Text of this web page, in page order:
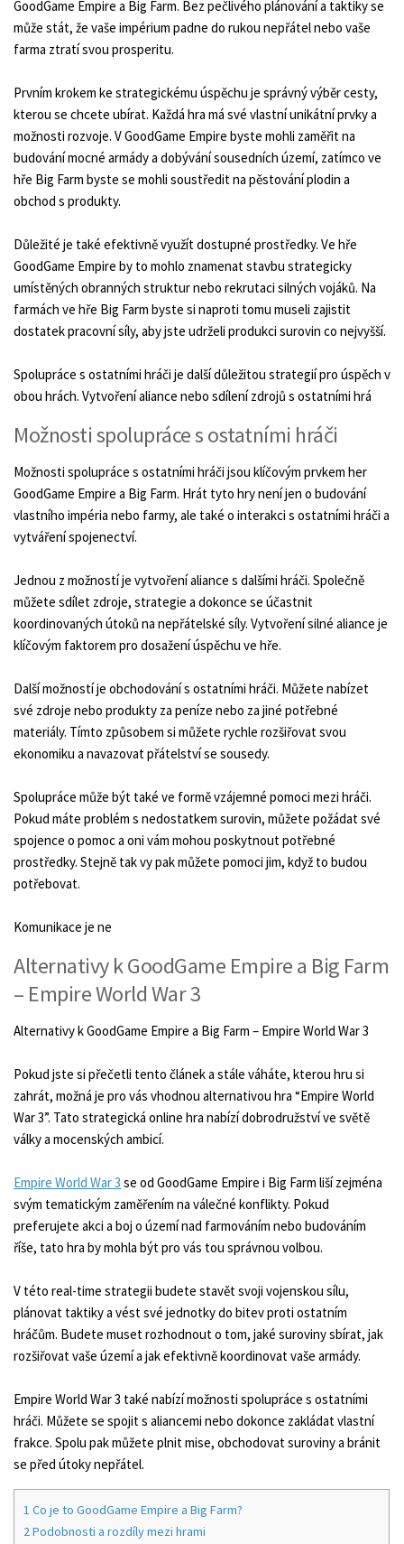
GoodGame Empire a Big Farm. Bez pečlivého plánování a taktiky se
může stát, že vaše impérium padne do rukou nepřátel nebo vaše
farma ztratí svou prosperitu.
Prvním krokem ke strategickému úspěchu je správný výběr cesty,
kterou se chcete ubírat. Každá hra má své vlastní unikátní prvky a
možnosti rozvoje. V GoodGame Empire byste mohli zaměřit na
budování mocné armády a dobývání sousedních území, zatímco ve
hře Big Farm byste se mohli soustředit na pěstování plodin a
obchod s produkty.
Důležité je také efektivně využít dostupné prostředky. Ve hře
GoodGame Empire by to mohlo znamenat stavbu strategicky
umístěných obranných struktur nebo rekrutaci silných vojáků. Na
farmách ve hře Big Farm byste si naproti tomu museli zajistit
dostatek pracovní síly, aby jste udrželi produkci surovin co nejvyšší.
Spolupráce s ostatními hráči je další důležitou strategií pro úspěch v
obou hrách. Vytvoření aliance nebo sdílení zdrojů s ostatními hrá
Možnosti spolupráce s ostatními hráči
Možnosti spolupráce s ostatními hráči jsou klíčovým prvkem her
GoodGame Empire a Big Farm. Hrát tyto hry není jen o budování
vlastního impéria nebo farmy, ale také o interakci s ostatními hráči a
vytváření spojenectví.
Jednou z možností je vytvoření aliance s dalšími hráči. Společně
můžete sdílet zdroje, strategie a dokonce se účastnit
koordinovaných útoků na nepřátelské síly. Vytvoření silné aliance je
klíčovým faktorem pro dosažení úspěchu ve hře.
Další možností je obchodování s ostatními hráči. Můžete nabízet
své zdroje nebo produkty za peníze nebo za jiné potřebné
materiály. Tímto způsobem si můžete rychle rozšiřovat svou
ekonomiku a navazovat přátelství se sousedy.
Spolupráce může být také ve formě vzájemné pomoci mezi hráči.
Pokud máte problém s nedostatkem surovin, můžete požádat své
spojence o pomoc a oni vám mohou poskytnout potřebné
prostředky. Stejně tak vy pak můžete pomoci jim, když to budou
potřebovat.
Komunikace je ne
Alternativy k GoodGame Empire a Big Farm
– Empire World War 3
Alternativy k GoodGame Empire a Big Farm – Empire World War 3
Pokud jste si přečetli tento článek a stále váháte, kterou hru si
zahrát, možná je pro vás vhodnou alternativou hra “Empire World
War 3”. Tato strategická online hra nabízí dobrodružství ve světě
války a mocenských ambicí.
Empire World War 3 se od GoodGame Empire i Big Farm liší zejména
svým tematickým zaměřením na válečné konflikty. Pokud
preferujete akci a boj o území nad farmováním nebo budováním
říše, tato hra by mohla být pro vás tou správnou volbou.
V této real-time strategii budete stavět svoji vojenskou sílu,
plánovat taktiky a vést své jednotky do bitev proti ostatním
hráčům. Budete muset rozhodnout o tom, jaké suroviny sbírat, jak
rozšiřovat vaše území a jak efektivně koordinovat vaše armády.
Empire World War 3 také nabízí možnosti spolupráce s ostatními
hráči. Můžete se spojit s aliancemi nebo dokonce zakládat vlastní
frakce. Spolu pak můžete plnit mise, obchodovat suroviny a bránit
se před útoky nepřátel.
1 Co je to GoodGame Empire a Big Farm?
2Podobnosti a rozdíly mezi hrami